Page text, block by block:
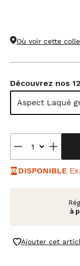
Où voir cette
Découvrez nos
Aspect Laqué
DISPONIBLE
à
Ajouter cet